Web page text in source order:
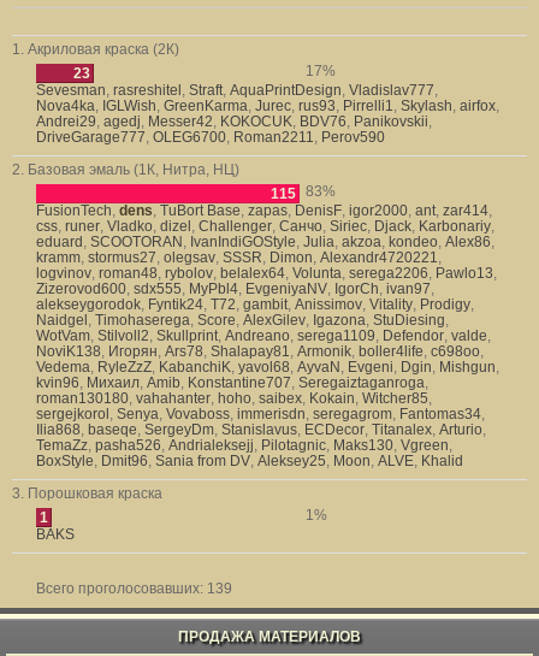
1. Акриловая краска (2К)
23
Sevesman, rasreshitel , Straft, AquaPrintDesign, Vladislav777,
Nova4ka, IGLWish, GreenKarma, Jurec, rus93, Pirrelli1, Skylash, airfox,
Andrei29, agedj, Messer42, KOKOCUK, BDV76, Panikovskii,
DriveGarage777, OLEG6700, Roman2211, Perov590
17%
2. Базовая эмаль (1К, Нитра, НЦ)
115
FusionTech, dens, TuBort Base, zapas, DenisF, igor2000, ant, zar414,
css, runer, Vladko, dizel , Challenger, Санчо, Siriec, Djack, Karbonariy,
eduard , SCOOTORAN , IvanIndiGOStyle, Julia, akzoa, kondeo, Alex86,
kramm, stormus27, olegsav, SSSR, Dimon, Alexandr4720221,
logvinov, roman48, rybolov, belalex64, Volunta, serega2206, Pawlo13,
Zizerovod600, sdx555, MyPbl4, EvgeniyaNV, IgorCh, ivan97,
alekseygorodok, Fyntik24, T72, gambit, Anissimov, Vitality, Prodigy,
Naidgel , Timohaserega, Score, AlexGilev, Igazona, StuDiesing,
WotVam, Stilvoll2, Skullprint, Andreano, serega1109, Defendor, valde,
NoviK138, Игорян, Ars78, Shalapay81, Armonik, boller4life, c698oo,
Vedema, RyleZzZ, KabanchiK, yavol68, AyvaN , Evgeni, Dgin, Mishgun,
kvin96, Михаил, Amib, Konstantine707, Seregaiztaganroga,
roman130180, vahahanter, hoho, saibex, Kokain, Witcher85,
sergejkorol , Senya, Vovaboss, immerisdn, seregagrom, Fantomas34,
Ilia868, baseqe, SergeyDm, Stanislavus, ECDecor, Titanalex, Arturio,
TemaZz, pasha526, Andrialeksejj, Pilotagnic, Maks130, Vgreen,
BoxStyle, Dmit96, Sania from DV, Aleksey25, Moon, ALVE, Khalid
83%
3. Порошковая краска
1
BAKS
1%
Всего проголосовавших: 139
ПРОДАЖА МАТЕРИАЛОВ